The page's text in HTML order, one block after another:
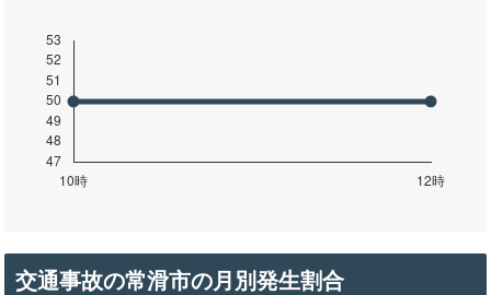
交通事故の常滑市の月別発生割合